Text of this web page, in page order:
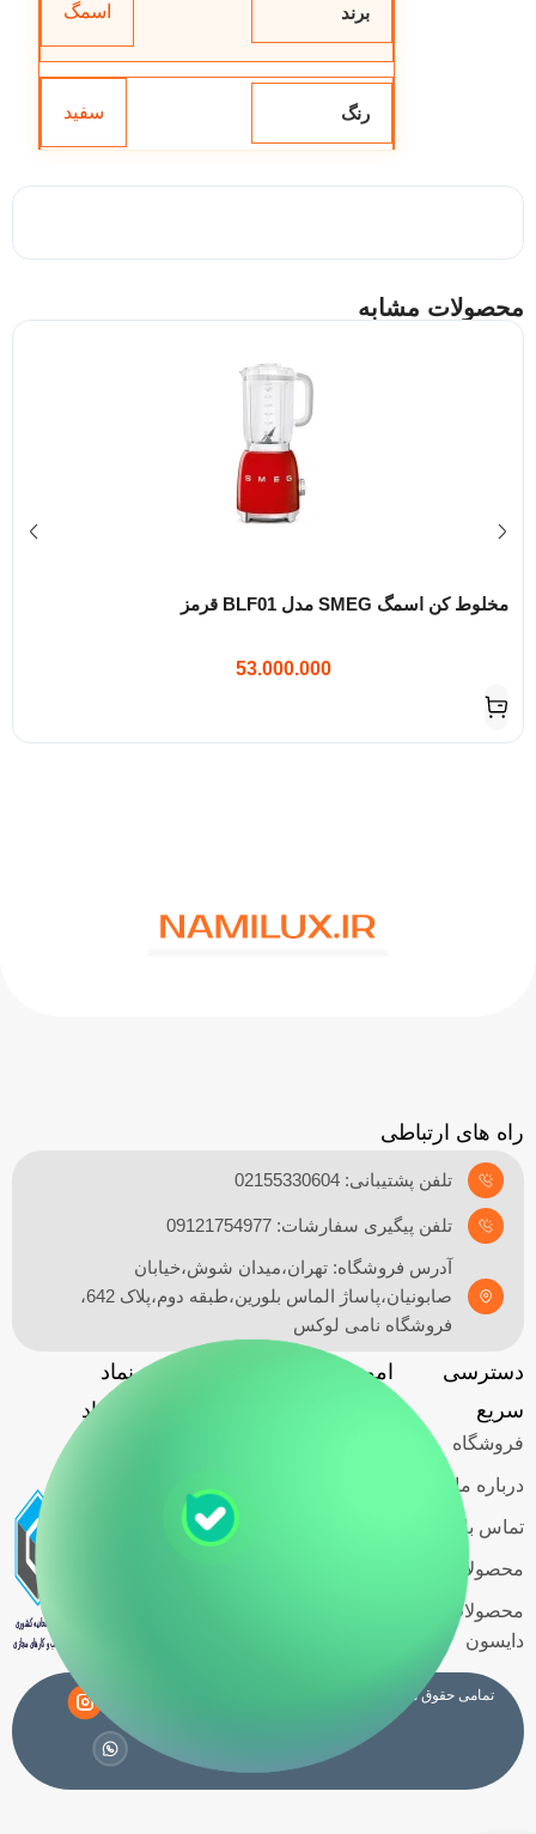
برند اسمگ
رنگ سفید
محصولات مشابه
مخلوط کن اسمگ SMEG مدل BLF01 قرمز
53.000.000
راه های ارتباطی
تلفن پشتیبانی: 02155330604
تلفن پیگیری سفارشات: 09121754977
آدرس فروشگاه: تهران،میدان شوش،خیابان
صابونیان،پاساژ الماس بلورین،طبقه دوم،پلاک 642،
فروشگاه نامی لوکس
دسترسی
سریع
فروشگاه
درباره ما
تماس با ما
محصولات اسمگ
محصولات
دایسون
امور مشتریان
نماد
اعتماد
تمامی حقوق مادی و معنوی این سایت متعلق به فروشگاه
نامی لوکس